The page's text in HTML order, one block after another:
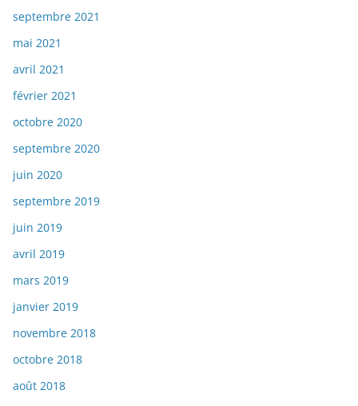
septembre 2021
mai 2021
avril 2021
février 2021
octobre 2020
septembre 2020
juin 2020
septembre 2019
juin 2019
avril 2019
mars 2019
janvier 2019
novembre 2018
octobre 2018
août 2018